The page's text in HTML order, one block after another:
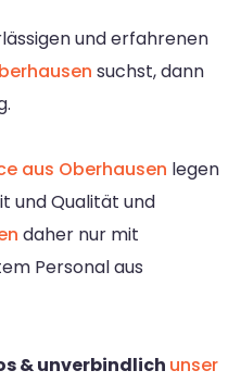
und erfahrenen
suchst, dann
aus Oberhausen legen
und Qualität und
daher nur mit
Personal aus
& unverbindlich unser